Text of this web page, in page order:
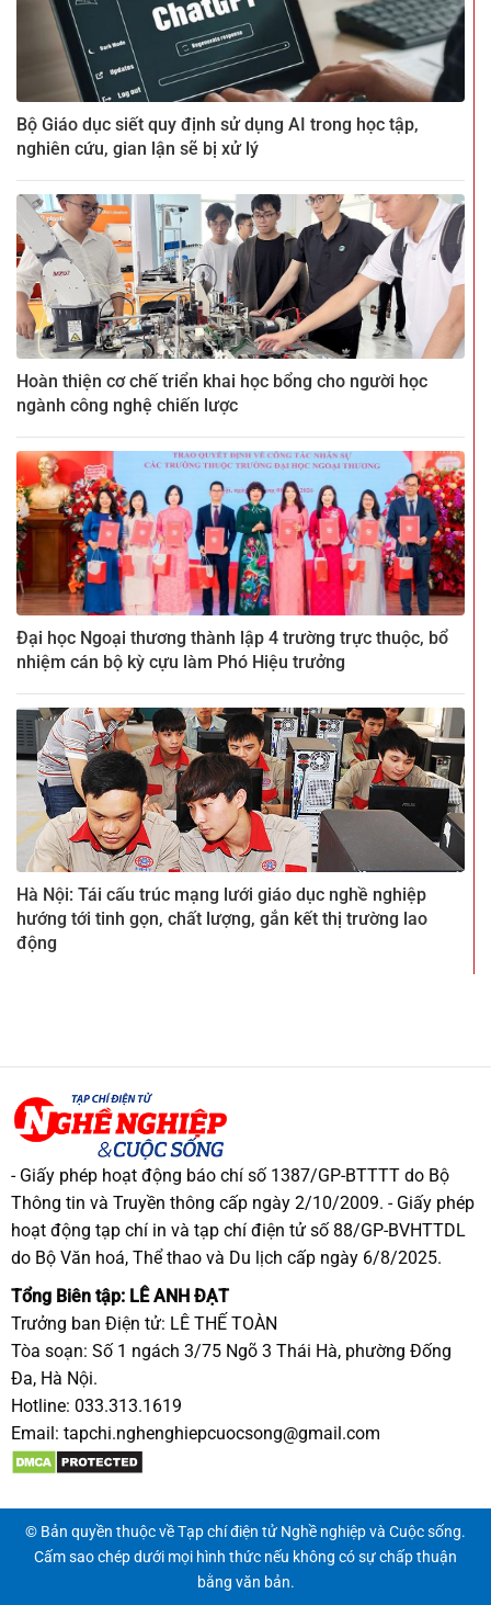
Bộ Giáo dục siết quy định sử dụng AI trong học tập,
nghiên cứu, gian lận sẽ bị xử lý
Hoàn thiện cơ chế triển khai học bổng cho người học
ngành công nghệ chiến lược
Đại học Ngoại thương thành lập 4 trường trực thuộc, bổ
nhiệm cán bộ kỳ cựu làm Phó Hiệu trưởng
Hà Nội: Tái cấu trúc mạng lưới giáo dục nghề nghiệp
hướng tới tinh gọn, chất lượng, gắn kết thị trường lao
động
- Giấy phép hoạt động báo chí số 1387/GP-BTTTT do Bộ
Thông tin và Truyền thông cấp ngày 2/10/2009. - Giấy phép
hoạt động tạp chí in và tạp chí điện tử số 88/GP-BVHTTDL
do Bộ Văn hoá, Thể thao và Du lịch cấp ngày 6/8/2025.
Tổng Biên tập: LÊ ANH ĐẠT
Trưởng ban Điện tử: LÊ THẾ TOÀN
Tòa soạn: Số 1 ngách 3/75 Ngõ 3 Thái Hà, phường Đống
Đa, Hà Nội.
Hotline: 033.313.1619
Email: tapchi.nghenghiepcuocsong@gmail.com
© Bản quyền thuộc về Tạp chí điện tử Nghề nghiệp và Cuộc sống.
Cấm sao chép dưới mọi hình thức nếu không có sự chấp thuận
bằng văn bản.